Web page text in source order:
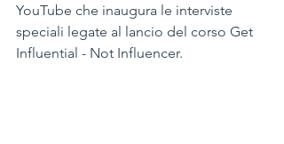
YouTube che inaugura le interviste
speciali legate al lancio del corso Get
Influential - Not Influencer.